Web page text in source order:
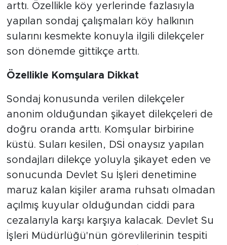
arttı. Özellikle köy yerlerinde fazlasıyla
yapılan sondaj çalışmaları köy halkının
sularını kesmekte konuyla ilgili dilekçeler
son dönemde gittikçe arttı.
Özellikle Komşulara Dikkat
Sondaj konusunda verilen dilekçeler
anonim olduğundan şikayet dilekçeleri de
doğru oranda arttı. Komşular birbirine
küstü. Suları kesilen, DSİ onaysız yapılan
sondajları dilekçe yoluyla şikayet eden ve
sonucunda Devlet Su İşleri denetimine
maruz kalan kişiler arama ruhsatı olmadan
açılmış kuyular olduğundan ciddi para
cezalarıyla karşı karşıya kalacak. Devlet Su
İşleri Müdürlüğü'nün görevlilerinin tespiti
Tavz Der
Bingöl Kaza Haberleri